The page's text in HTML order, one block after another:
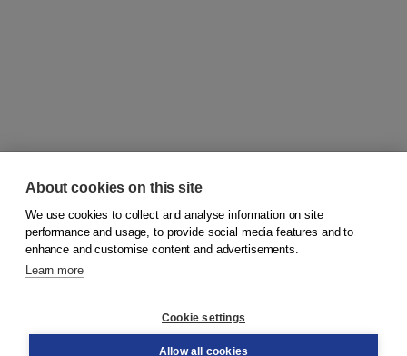
© 2026Koninklijke Boom uitgevers
Order
About cookies on this site
We use cookies to collect and analyse information on site
performance and usage, to provide social media features and to
enhance and customise content and advertisements.
Learn more
Cookie settings
Allow all cookies